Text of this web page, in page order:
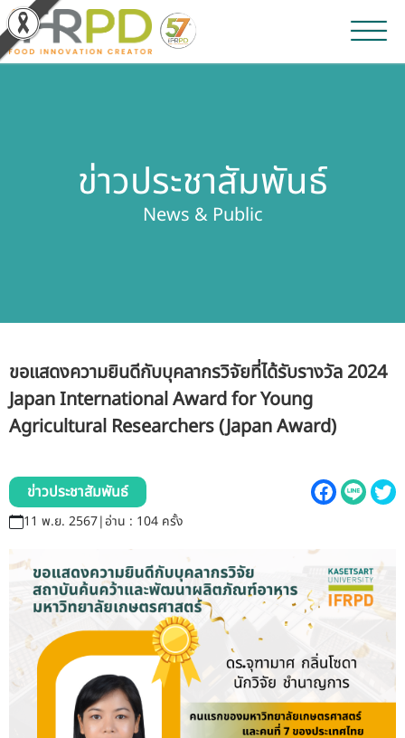
ผลิตภัณฑ์และจำหน่าย
เกี่ยวกับสถาบัน
บุคลากรสถาบัน
รับข้อร้องเรียนและข้อเสนอแนะ
ติดต่อเรา
สายตรงผู้บริหาร
ข่าวประชาสัมพันธ์
News & Public
ขอแสดงความยินดีกับบุคลากรวิจัยที่ได้รับรางวัล 2024
Japan International Award for Young
Agricultural Researchers (Japan Award)
ข่าวประชาสัมพันธ์
11 พ.ย. 2567|อ่าน : 104 ครั้ง